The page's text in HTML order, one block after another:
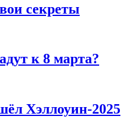
секреты
к 8 марта?
Хэллоуин-2025